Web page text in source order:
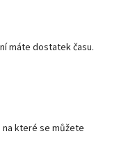
máte dostatek času.
které se můžete